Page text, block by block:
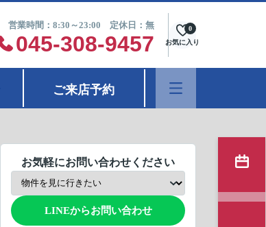
営業時間：8:30～23:00 定休日：無
045-308-9457 お気に入り
0
ご来店予約
お気軽にお問い合わせください
LINEからお問い合わせ